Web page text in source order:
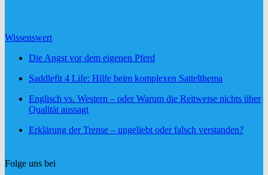
Wissenswert
Die Angst vor dem eigenen Pferd
Saddlefit 4 Life: Hilfe beim komplexen Sattelthema
Englisch vs. Western – oder Warum die Reitweise nichts über
Qualität aussagt
Erklärung der Trense – ungeliebt oder falsch verstanden?
Folge uns bei